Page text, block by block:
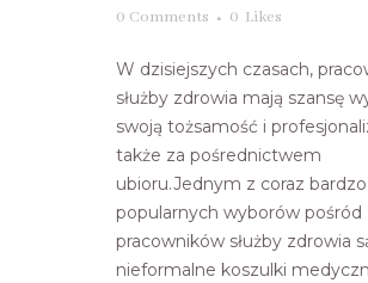
0 Comments
0 Likes
W dzisiejszych czasach,
służby zdrowia mają szansę
swoją tożsamość i
także za pośrednictwem
ubioru.Jednym z coraz bardzo
popularnych wyborów pośród
pracowników służby zdrowia
nieformalne koszulki